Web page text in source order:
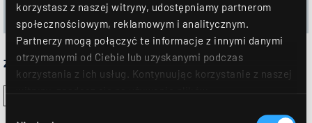
korzystasz z naszej witryny, udostępniamy partnerom
społecznościowym, reklamowym i analitycznym.
Partnerzy mogą połączyć te informacje z innymi danymi
otrzymanymi od Ciebie lub uzyskanymi podczas
korzystania z ich usług. Kontynuując korzystanie z naszej
Znak homologacji: